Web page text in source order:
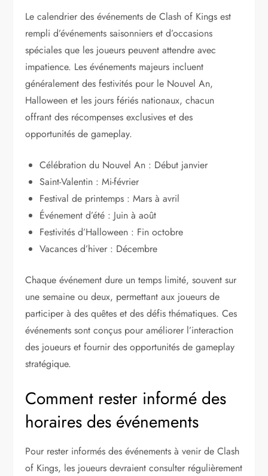
Le calendrier des événements de Clash of Kings est
rempli d’événements saisonniers et d’occasions
spéciales que les joueurs peuvent attendre avec
impatience. Les événements majeurs incluent
généralement des festivités pour le Nouvel An,
Halloween et les jours fériés nationaux, chacun
offrant des récompenses exclusives et des
opportunités de gameplay.
Célébration du Nouvel An : Début janvier
Saint-Valentin : Mi-février
Festival de printemps : Mars à avril
Événement d’été : Juin à août
Festivités d’Halloween : Fin octobre
Vacances d’hiver : Décembre
Chaque événement dure un temps limité, souvent sur
une semaine ou deux, permettant aux joueurs de
participer à des quêtes et des défis thématiques. Ces
événements sont conçus pour améliorer l’interaction
des joueurs et fournir des opportunités de gameplay
stratégique.
Comment rester informé des
horaires des événements
Pour rester informés des événements à venir de Clash
of Kings, les joueurs devraient consulter régulièrement